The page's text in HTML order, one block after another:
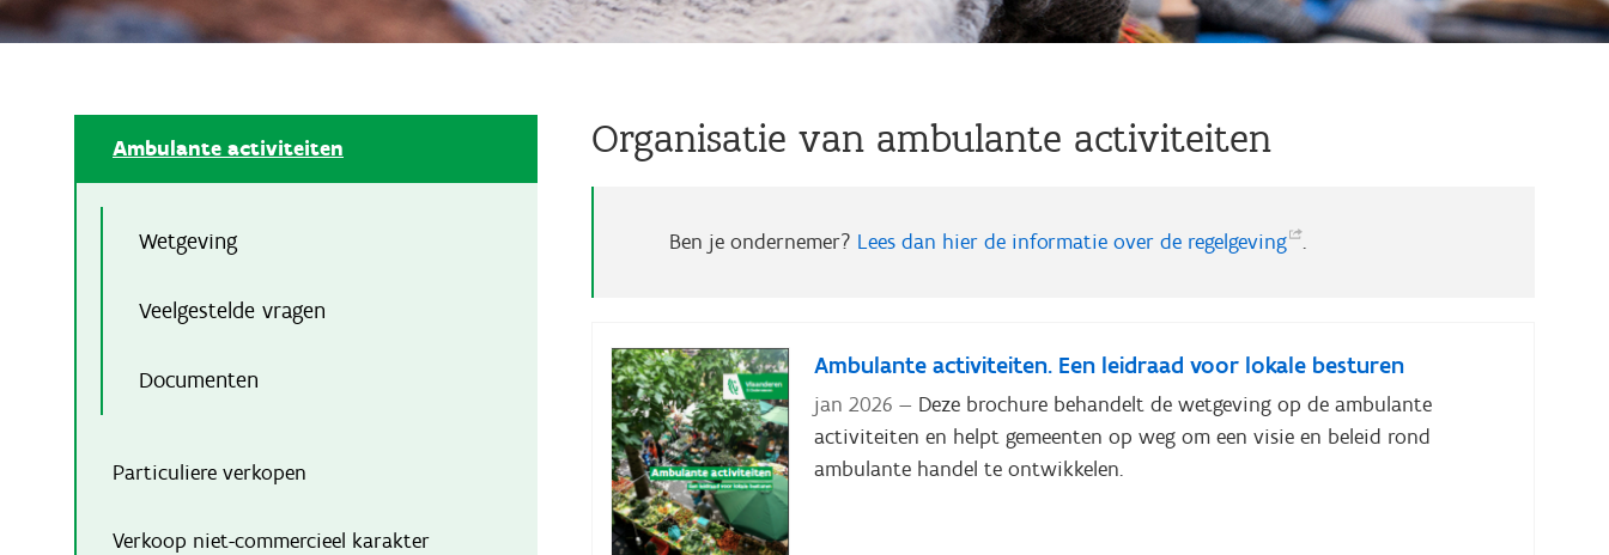
Ambulante activiteiten
Wetgeving
Veelgestelde vragen
Documenten
Particuliere verkopen
Verkoop niet-commercieel karakter
Organisatie van ambulante activiteiten
Ben je ondernemer? Lees dan hier de informatie over de regelgeving .
Ambulante activiteiten. Een leidraad voor lokale besturen
jan 2026
Deze brochure behandelt de wetgeving op de ambulante
activiteiten en helpt gemeenten op weg om een visie en beleid rond
ambulante handel te ontwikkelen.